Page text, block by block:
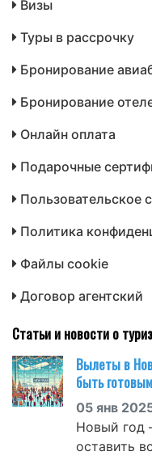
Визы
Туры в рассрочку
Бронирование
Бронирование
Онлайн оплата
Подарочные
Пользовательское
Политика
Файлы cookie
Договор агентский
Статьи и новости о
Вылеты в
быть готовым
05 янв
Новый год
оставить